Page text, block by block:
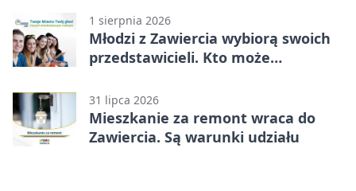
1 sierpnia 2026
Młodzi z Zawiercia wybiorą swoich
przedstawicieli. Kto może
31 lipca 2026
Mieszkanie za remont wraca do
Zawiercia. Są warunki udziału